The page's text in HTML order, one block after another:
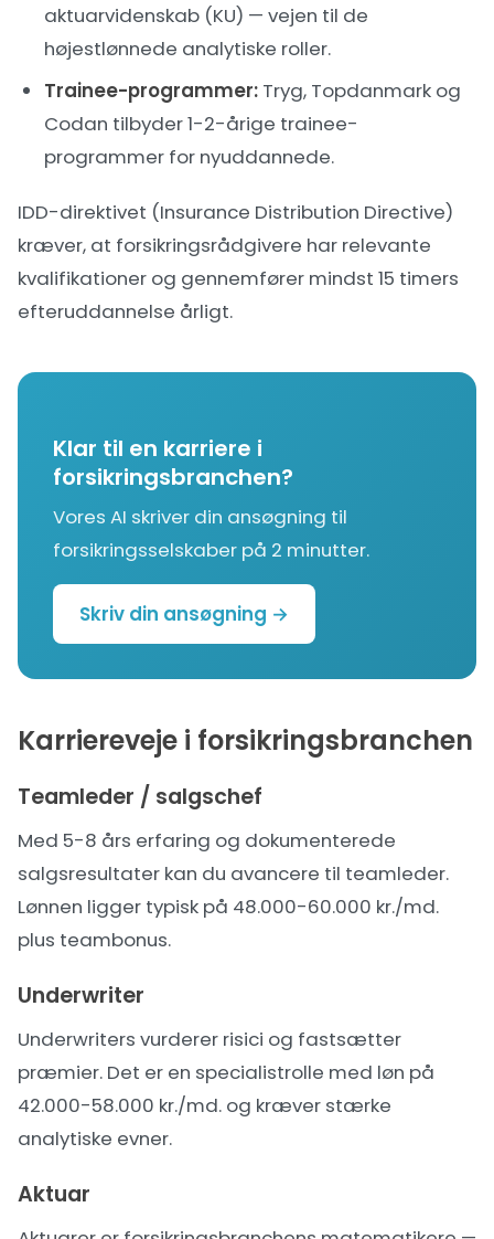
aktuarvidenskab (KU) — vejen til de
højestlønnede analytiske roller.
Trainee-programmer: Tryg, Topdanmark og
Codan tilbyder 1-2-årige trainee-
programmer for nyuddannede.
IDD-direktivet (Insurance Distribution Directive)
kræver, at forsikringsrådgivere har relevante
kvalifikationer og gennemfører mindst 15 timers
efteruddannelse årligt.
Klar til en karriere i
forsikringsbranchen?
Vores AI skriver din ansøgning til
forsikringsselskaber på 2 minutter.
Skriv din ansøgning →
Karriereveje i forsikringsbranchen
Teamleder / salgschef
Med 5-8 års erfaring og dokumenterede
salgsresultater kan du avancere til teamleder.
Lønnen ligger typisk på 48.000-60.000 kr./md.
plus teambonus.
Underwriter
Underwriters vurderer risici og fastsætter
præmier. Det er en specialistrolle med løn på
42.000-58.000 kr./md. og kræver stærke
analytiske evner.
Aktuar